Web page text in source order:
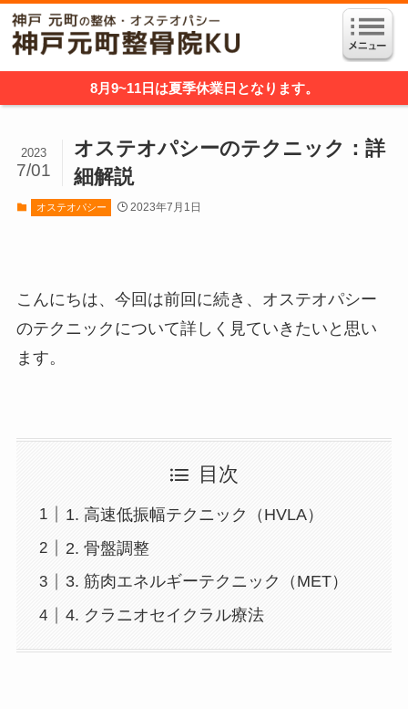
8月9~11日は夏季休業日となります。
オステオパシーのテクニック：詳
細解説
2023
7/01
オステオパシー 2023年7月1日
こんにちは、今回は前回に続き、オステオパシー
のテクニックについて詳しく見ていきたいと思い
ます。
目次
1. 高速低振幅テクニック（HVLA）
2. 骨盤調整
3. 筋肉エネルギーテクニック（MET）
4. クラニオセイクラル療法